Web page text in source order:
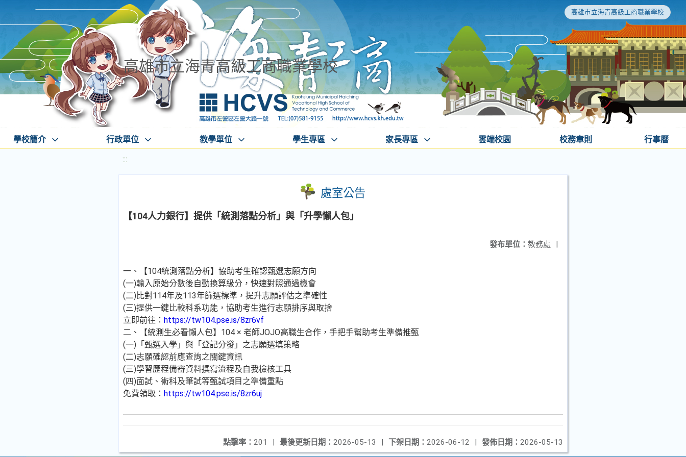
高雄市立海青高級工商職業學校
高雄市立海青高級工商職業學校
學校簡介 行政單位 教學單位 學生專區 家長專區 雲端校園 校務章則 行事曆
:::
處室公告
【104人力銀行】提供「統測落點分析」與「升學懶人包」
發布單位： 教務處 |
一、【104統測落點分析】協助考生確認甄選志願方向
(一)輸入原始分數後自動換算級分，快速對照通過機會
(二)比對114年及113年篩選標準，提升志願評估之準確性
(三)提供一鍵比較科系功能，協助考生進行志願排序與取捨
立即前往： https://tw104.pse.is/8zr6vf
二、【統測生必看懶人包】104 × 老師JOJO高職生合作，手把手幫助考生準備推甄
(一)「甄選入學」與「登記分發」之志願選填策略
(二)志願確認前應查詢之關鍵資訊
(三)學習歷程備審資料撰寫流程及自我檢核工具
(四)面試、術科及筆試等甄試項目之準備重點
免費領取： https://tw104.pse.is/8zr6uj
發佈日期： 2026-05-13
下架日期： 2026-06-12 |
最後更新日期： 2026-05-13 |
點擊率： 201 |